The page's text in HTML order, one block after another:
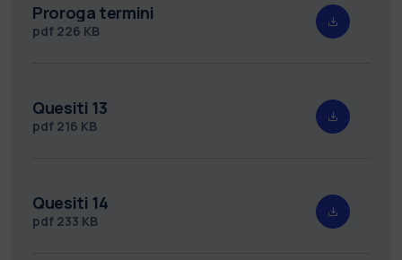
Proroga termini
pdf 226 KB
Quesiti 13
pdf 216 KB
Quesiti 14
pdf 233 KB